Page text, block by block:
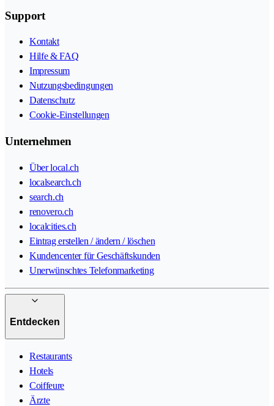
Support
Kontakt
Hilfe & FAQ
Impressum
Nutzungsbedingungen
Datenschutz
Cookie-Einstellungen
Unternehmen
Über local.ch
localsearch.ch
search.ch
renovero.ch
localcities.ch
Eintrag erstellen / ändern / löschen
Kundencenter für Geschäftskunden
Unerwünschtes Telefonmarketing
Entdecken
Restaurants
Hotels
Coiffeure
Ärzte